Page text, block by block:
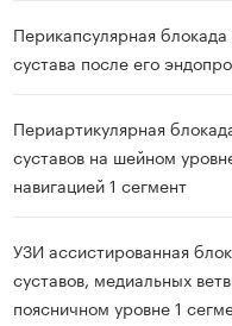
ВДНХ
Перикапсулярная
сустава после его
ВДНХ
Записаться
Периартикулярная
суставов на шейном
навигацией 1 сегмент
ВДНХ
Записаться
УЗИ ассистированная
суставов, медиальных
поясничном уровне 1